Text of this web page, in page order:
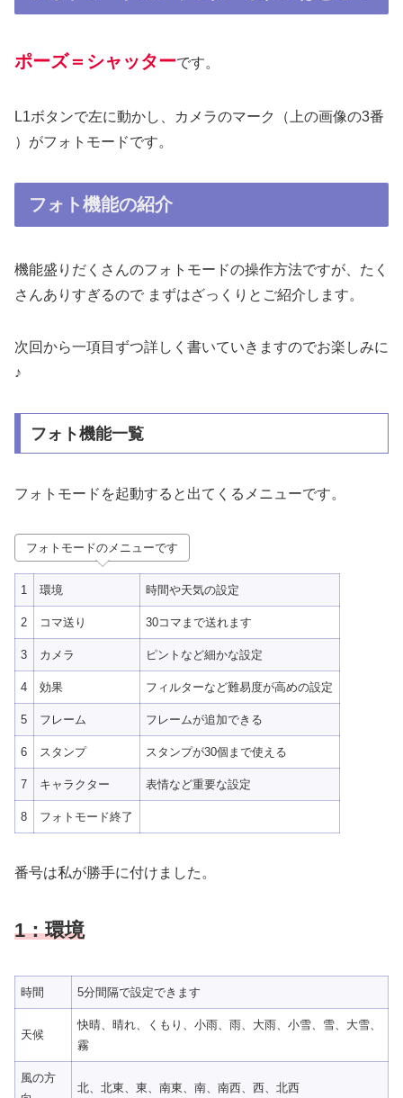
ポーズ＝シャッターです。
L1ボタンで左に動かし、カメラのマーク（上の画像の3番
）がフォトモードです。
フォト機能の紹介
機能盛りだくさんのフォトモードの操作方法ですが、たく
さんありすぎるので まずはざっくりとご紹介します。
次回から一項目ずつ詳しく書いていきますのでお楽しみに
♪
フォト機能一覧
フォトモードを起動すると出てくるメニューです。
フォトモードのメニューです
1 環境 時間や天気の設定
2 コマ送り 30コマまで送れます
3 カメラ ピントなど細かな設定
4 効果 フィルターなど難易度が高めの設定
5 フレーム フレームが追加できる
6 スタンプ スタンプが30個まで使える
7 キャラクター 表情など重要な設定
8 フォトモード終了
番号は私が勝手に付けました。
1：環境
時間 5分間隔で設定できます
天候
快晴、晴れ、くもり、小雨、雨、大雨、小雪、雪、大雪、
霧
風の方
北、北東、東、南東、南、南西、西、北西